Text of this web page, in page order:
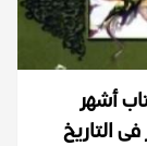
أشهر
التاريخ